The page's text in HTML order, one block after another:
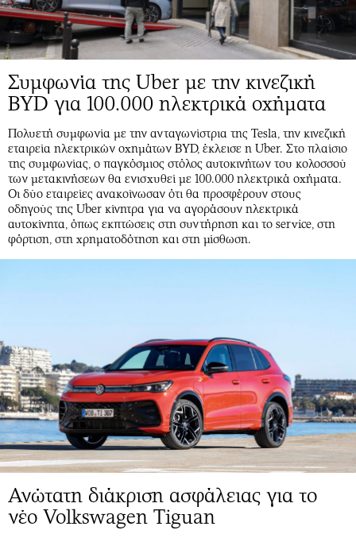
Συμφωνία της Uber με την κινεζική
BYD για 100.000 ηλεκτρικά οχήματα
Πολυετή συμφωνία με την ανταγωνίστρια της Tesla, την κινεζική
εταιρεία ηλεκτρικών οχημάτων BYD, έκλεισε η Uber. Στο πλαίσιο
της συμφωνίας, ο παγκόσμιος στόλος αυτοκινήτων του κολοσσού
των μετακινήσεων θα ενισχυθεί με 100.000 ηλεκτρικά οχήματα.
Οι δύο εταιρείες ανακοίνωσαν ότι θα προσφέρουν στους
οδηγούς της Uber κίνητρα για να αγοράσουν ηλεκτρικά
αυτοκίνητα, όπως εκπτώσεις στη συντήρηση και το service, στη
φόρτιση, στη χρηματοδότηση και στη μίσθωση.
Ανώτατη διάκριση ασφάλειας για το
νέο Volkswagen Tiguan